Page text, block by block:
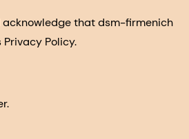
acknowledge that dsm-firmenich
Policy.